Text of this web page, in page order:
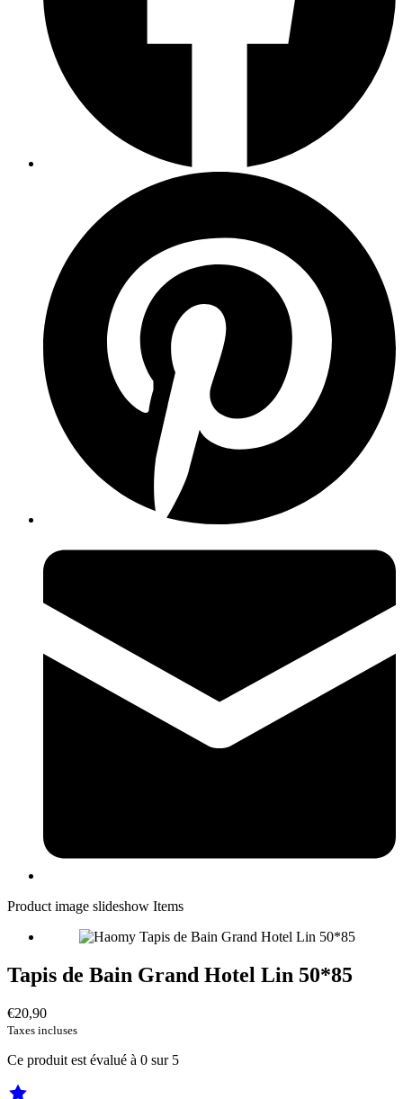
Product image slideshow Items
Tapis de Bain Grand Hotel Lin 50*85
€20,90
Taxes incluses
Ce produit est évalué à 0 sur 5